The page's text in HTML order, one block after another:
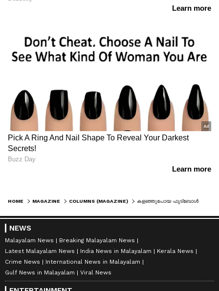
HOME MAGAZINE COLUMNS (MAGAZINE)
NEWS
Malayalam News
Breaking Malayalam News
Latest Malayalam News
India News in Malayalam
Kerala News
Crime News
International News in Malayalam
Gulf News in Malayalam
Viral News